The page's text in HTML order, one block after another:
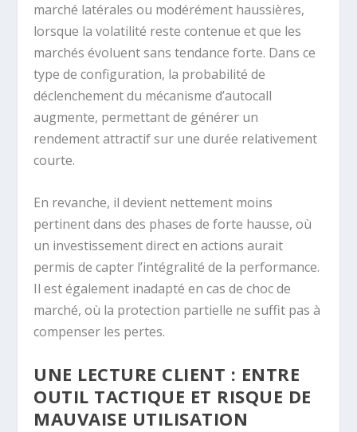
marché latérales ou modérément haussières,
lorsque la volatilité reste contenue et que les
marchés évoluent sans tendance forte. Dans ce
type de configuration, la probabilité de
déclenchement du mécanisme d’autocall
augmente, permettant de générer un
rendement attractif sur une durée relativement
courte.
En revanche, il devient nettement moins
pertinent dans des phases de forte hausse, où
un investissement direct en actions aurait
permis de capter l’intégralité de la performance.
Il est également inadapté en cas de choc de
marché, où la protection partielle ne suffit pas à
compenser les pertes.
UNE LECTURE CLIENT : ENTRE
OUTIL TACTIQUE ET RISQUE DE
MAUVAISE UTILISATION